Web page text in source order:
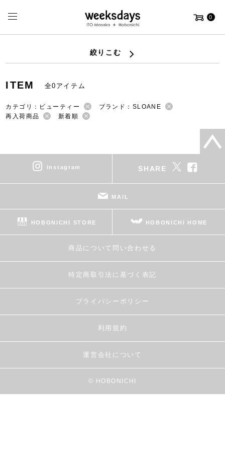
0
絞りこむ
ITEM 全0アイテム
カテゴリ：ビューティー
ブランド：SLOANE
再入荷商品
新着順
instagram SHARE
MAIL
HOBONICHI STORE HOBONICHI HOME
商品について問い合わせる
特定商取引法に基づく表記
プライバシーポリシー
利用規約
運営会社について
© HOBONICHI